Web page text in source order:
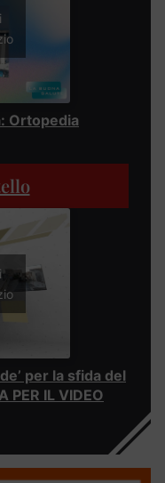
Ortopedia
per la sfida del
IL VIDEO